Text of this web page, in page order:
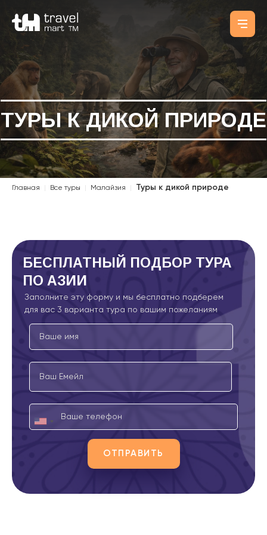
ТУРЫ К ДИКОЙ ПРИРОДЕ
Главная Все туры Малайзия Туры к дикой природе
БЕСПЛАТНЫЙ ПОДБОР ТУРА
ПО АЗИИ
Заполните эту форму и мы бесплатно подберем
для вас 3 варианта тура по вашим пожеланиям